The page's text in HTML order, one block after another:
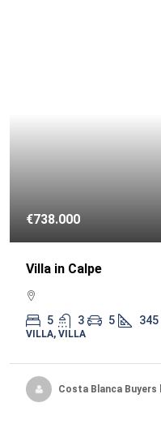
€738.000
Villa in Calpe
5 3 5 345
VILLA, VILLA
Costa Blanca Buyers